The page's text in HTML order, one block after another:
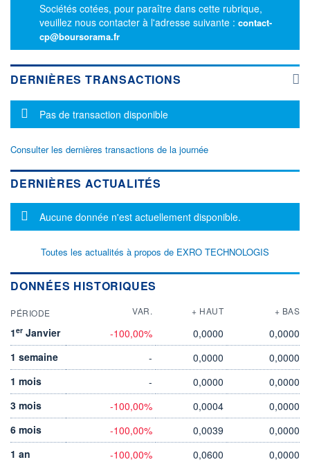
Sociétés cotées, pour paraître dans cette rubrique,
veuillez nous contacter à l'adresse suivante : contact-
cp@boursorama.fr
DERNIÈRES TRANSACTIONS
Message d'information
Pas de transaction disponible
Consulter les dernières transactions de la journée
DERNIÈRES ACTUALITÉS
Message d'information
Aucune donnée n'est actuellement disponible.
Toutes les actualités à propos de EXRO TECHNOLOGIS
DONNÉES HISTORIQUES
PÉRIODE VAR. + HAUT + BAS
1er Janvier -100,00% 0,0000
0,0000
1 semaine
- 0,0000
0,0000
1 mois
- 0,0000
0,0000
3 mois
-100,00% 0,0004
0,0000
6 mois
-100,00% 0,0039
0,0000
1 an
-100,00% 0,0600
0,0000